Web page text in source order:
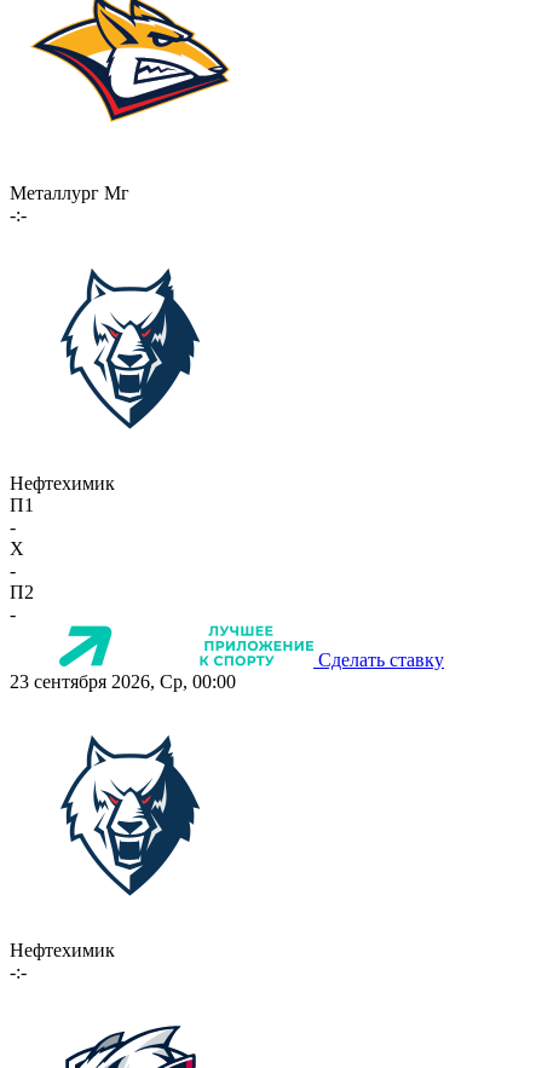
Металлург Мг
-:-
Нефтехимик
П1
-
X
-
П2
-
Сделать ставку
23 сентября 2026, Ср, 00:00
Нефтехимик
-:-